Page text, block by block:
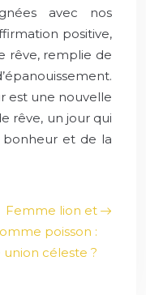
avec nos
positive,
rêve, remplie de
est une nouvelle
rêve, un jour qui
bonheur et de la
Femme lion et
poisson :
union céleste ?